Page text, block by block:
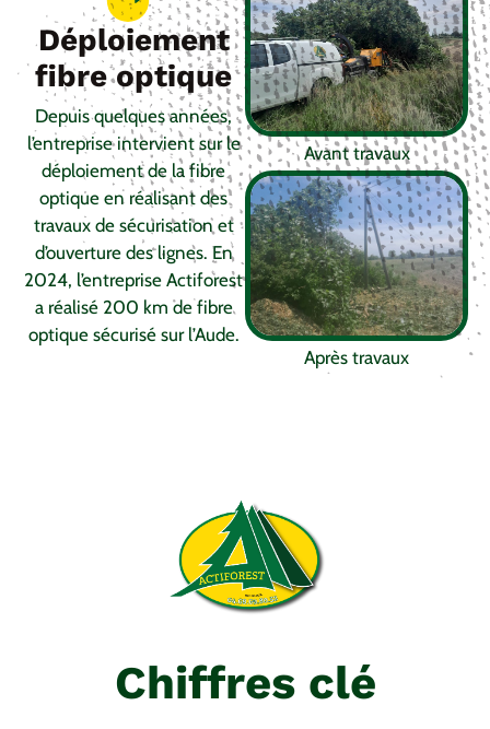
Déploiement
fibre optique
Depuis quelques années,
l’entreprise intervient sur le
déploiement de la fibre
optique en réalisant des
travaux de sécurisation et
d’ouverture des lignes. En
2024, l’entreprise Actiforest
a réalisé 200 km de fibre
optique sécurisé sur l’Aude.
Avant travaux
Après travaux
Chiffres clé